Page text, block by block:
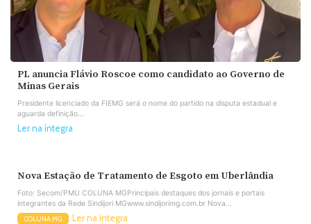
PL anuncia Flávio Roscoe como candidato ao Governo de
Minas Gerais
Presidente licenciado da FIEMG será o nome do partido na disputa estadual e
aguarda definição...
Ler na íntegra
Nova Estação de Tratamento de Esgoto em Uberlândia
Foto: Secom/PMU COLUNA MGPrincipais destaques dos jornais e portais
integrantes da Rede Sindijori MGwww.sindijorimg.com.br Nova...
COLUNA MG Ler na íntegra